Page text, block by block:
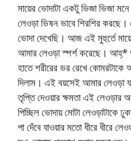
মায়ের ভোদাটা একটু ভিজা ভিজা
লেওড়া ভিষন ভাবে শিরশির করছে।
ভোদা দেখেছি। আজ এই মুহুর্তে
আমার লেওড়া স্পর্শ করেছে। আহ্*
হাতে শরীরের ভর রেখে
দিলাম। এই বয়সেই আমার লেওড়া
তৃপ্তি দেওয়ার ক্ষমতা এই লেওড়ার
পিচ্ছিল ভোদায় মোটা লেওড়াটাকে
পা দেঁবে যাওয়ার মতো ধীরে ধীরে